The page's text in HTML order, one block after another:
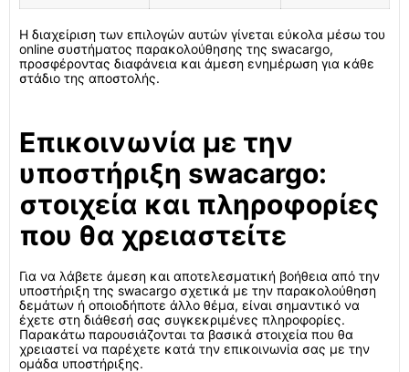
Η διαχείριση των επιλογών αυτών γίνεται εύκολα μέσω του
online συστήματος παρακολούθησης της swacargo,
προσφέροντας διαφάνεια και άμεση ενημέρωση για κάθε
στάδιο της αποστολής.
Επικοινωνία με την
υποστήριξη swacargo:
στοιχεία και πληροφορίες
που θα χρειαστείτε
Για να λάβετε άμεση και αποτελεσματική βοήθεια από την
υποστήριξη της swacargo σχετικά με την παρακολούθηση
δεμάτων ή οποιοδήποτε άλλο θέμα, είναι σημαντικό να
έχετε στη διάθεσή σας συγκεκριμένες πληροφορίες.
Παρακάτω παρουσιάζονται τα βασικά στοιχεία που θα
χρειαστεί να παρέχετε κατά την επικοινωνία σας με την
ομάδα υποστήριξης.